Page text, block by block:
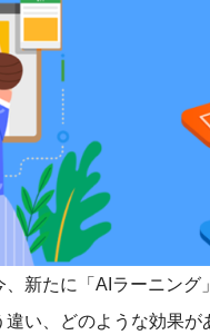
uShow
製品紹介や営業トレーニング
た、重要なビジネスプレゼンに
化されたPPTスピーチ練習
UMU AI課題
AIによる個別フィードバックで
の質を飛躍的に高め、スキル
を実現
新たに「AIラーニン
い、どのような効果が